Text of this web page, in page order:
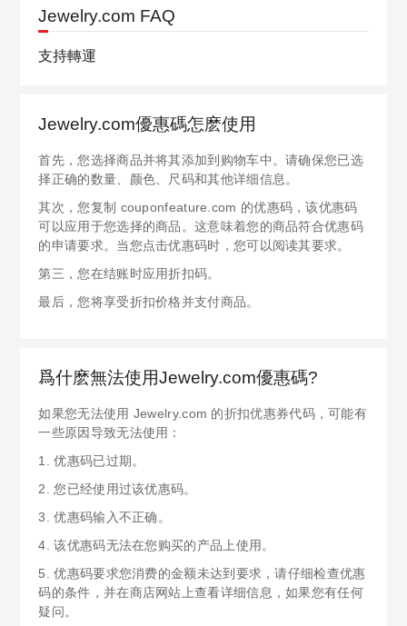
Jewelry.com FAQ
支持轉運
Jewelry.com優惠碼怎麽使用
首先，您选择商品并将其添加到购物车中。请确保您已选
择正确的数量、颜色、尺码和其他详细信息。
其次，您复制 couponfeature.com 的优惠码，该优惠码
可以应用于您选择的商品。这意味着您的商品符合优惠码
的申请要求。当您点击优惠码时，您可以阅读其要求。
第三，您在结账时应用折扣码。
最后，您将享受折扣价格并支付商品。
爲什麽無法使用Jewelry.com優惠碼?
如果您无法使用 Jewelry.com 的折扣优惠券代码，可能有
一些原因导致无法使用：
1. 优惠码已过期。
2. 您已经使用过该优惠码。
3. 优惠码输入不正确。
4. 该优惠码无法在您购买的产品上使用。
5. 优惠码要求您消费的金额未达到要求，请仔细检查优惠
码的条件，并在商店网站上查看详细信息，如果您有任何
疑问。